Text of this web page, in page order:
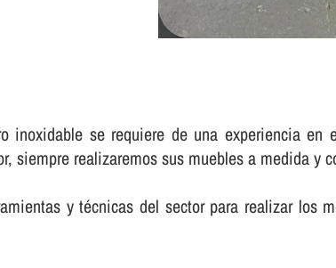
se requiere de una experiencia en
siempre realizaremos sus muebles a medida
y técnicas del sector para realizar los